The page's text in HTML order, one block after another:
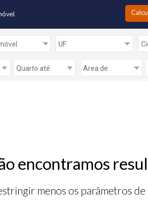
encontramos
menos os parâmetros de